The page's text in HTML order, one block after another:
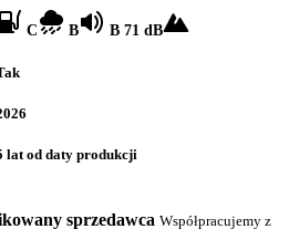
C B B 71 dB
lat od daty produkcji
sprzedawca Współpracujemy z